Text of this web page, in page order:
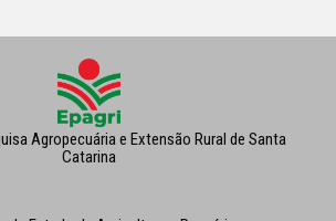
Agropecuária e Extensão Rural de Santa
Catarina